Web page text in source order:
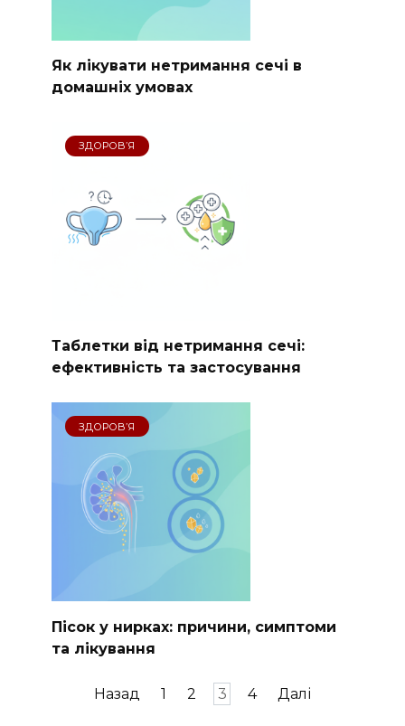
Як лікувати нетримання сечі в
домашніх умовах
ЗДОРОВ’Я
Таблетки від нетримання сечі:
ефективність та застосування
ЗДОРОВ’Я
Пісок у нирках: причини, симптоми
та лікування
Назад 1 2 3 4 Далі